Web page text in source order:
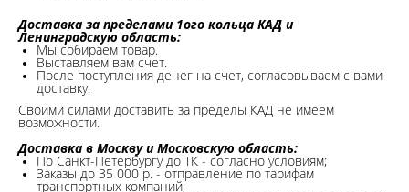
Доставка за пределами 1ого кольца КАД и
Ленинградскую область:
Мы собираем товар.
Выставляем вам счет.
После поступления денег на счет, согласовываем с вами
доставку.
Своими силами доставить за пределы КАД не имеем
возможности.​
Доставка в Москву и Московскую область:
По Санкт-Петербургу до ТК - согласно условиям;
Заказы до 35 000 р. - отправление по тарифам
транспортных компаний;